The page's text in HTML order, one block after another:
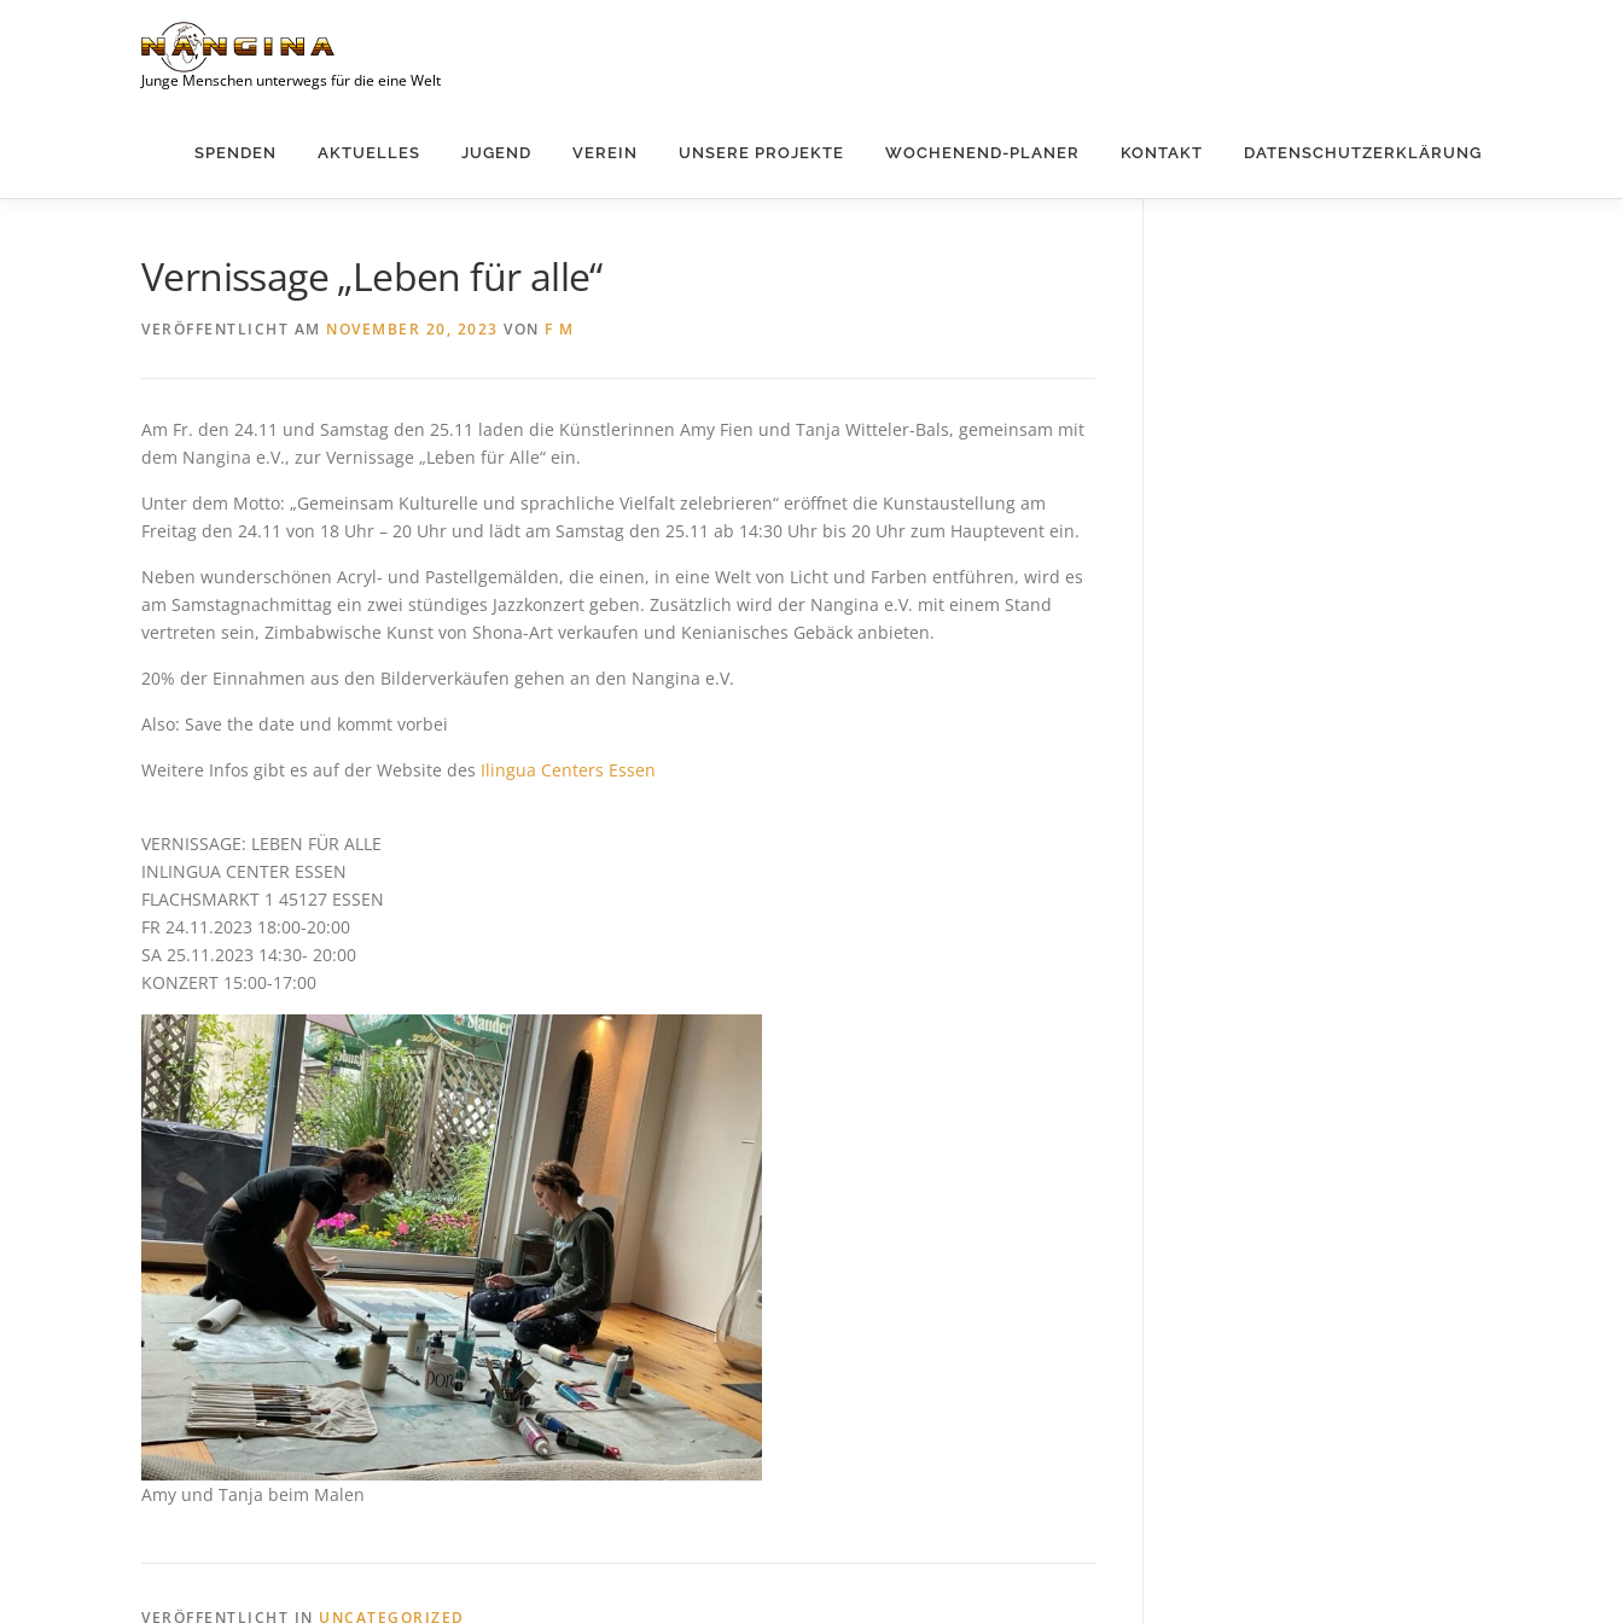
Junge Menschen unterwegs für die eine Welt
SPENDEN AKTUELLES JUGEND VEREIN UNSERE PROJEKTE WOCHENEND-PLANER KONTAKT DATENSCHUTZERKLÄRUNG
Vernissage „Leben für alle“
VERÖFFENTLICHT AM NOVEMBER 20, 2023 VON F M
Am Fr. den 24.11 und Samstag den 25.11 laden die Künstlerinnen Amy Fien und Tanja Witteler-Bals, gemeinsam mit
dem Nangina e.V., zur Vernissage „Leben für Alle“ ein.
Unter dem Motto: „Gemeinsam Kulturelle und sprachliche Vielfalt zelebrieren“ eröffnet die Kunstaustellung am
Freitag den 24.11 von 18 Uhr – 20 Uhr und lädt am Samstag den 25.11 ab 14:30 Uhr bis 20 Uhr zum Hauptevent ein.
Neben wunderschönen Acryl- und Pastellgemälden, die einen, in eine Welt von Licht und Farben entführen, wird es
am Samstagnachmittag ein zwei stündiges Jazzkonzert geben. Zusätzlich wird der Nangina e.V. mit einem Stand
vertreten sein, Zimbabwische Kunst von Shona-Art verkaufen und Kenianisches Gebäck anbieten.
20% der Einnahmen aus den Bilderverkäufen gehen an den Nangina e.V.
Also: Save the date und kommt vorbei
Weitere Infos gibt es auf der Website des Ilingua Centers Essen
VERNISSAGE: LEBEN FÜR ALLE
INLINGUA CENTER ESSEN
FLACHSMARKT 1 45127 ESSEN
FR 24.11.2023 18:00-20:00
SA 25.11.2023 14:30- 20:00
KONZERT 15:00-17:00
Amy und Tanja beim Malen
VERÖFFENTLICHT IN UNCATEGORIZED